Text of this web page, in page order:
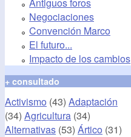
Antiguos foros
Negociaciones
Convención Marco
El futuro...
Impacto de los cambios
+ consultado
Activismo (43) Adaptación
(34) Agricultura (34)
Alternativas (53) Ártico (31)